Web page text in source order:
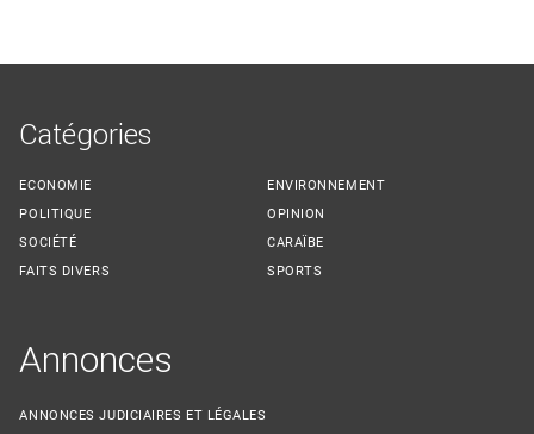
Catégories
ECONOMIE
POLITIQUE
SOCIÉTÉ
FAITS DIVERS
ENVIRONNEMENT
OPINION
CARAÏBE
SPORTS
Annonces
ANNONCES JUDICIAIRES ET LÉGALES